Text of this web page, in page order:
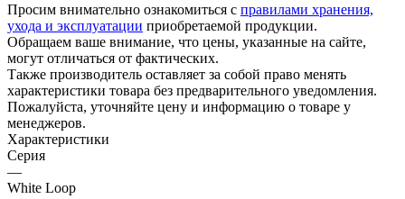
Просим внимательно ознакомиться с правилами хранения,
ухода и эксплуатации приобретаемой продукции.
Обращаем ваше внимание, что цены, указанные на сайте,
могут отличаться от фактических.
Также производитель оставляет за собой право менять
характеристики товара без предварительного уведомления.
Пожалуйста, уточняйте цену и информацию о товаре у
менеджеров.
Характеристики
Серия
—
White Loop